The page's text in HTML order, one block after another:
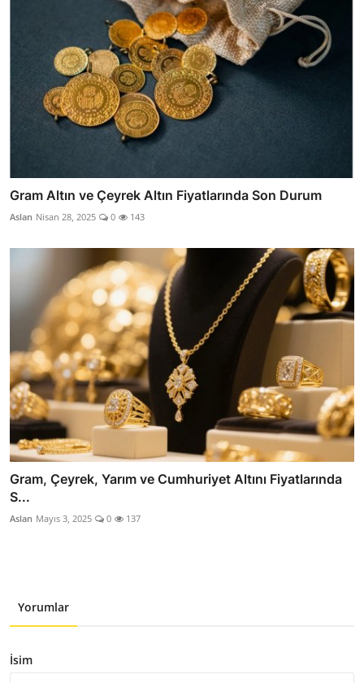
Gram Altın ve Çeyrek Altın Fiyatlarında Son Durum
Aslan Nisan 28, 2025 0 143
Gram, Çeyrek, Yarım ve Cumhuriyet Altını Fiyatlarında
S...
Aslan Mayıs 3, 2025 0 137
Yorumlar
İsim